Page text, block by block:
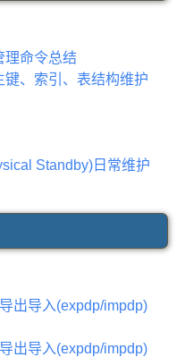
理命令总结
、索引、表结构维护
Standby)日常维护
出导入(expdp/impdp)
出导入(expdp/impdp)